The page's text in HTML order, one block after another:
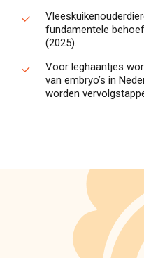
fundamentele
(2025).
Voor leghaantjes
van embryo’s in
worden